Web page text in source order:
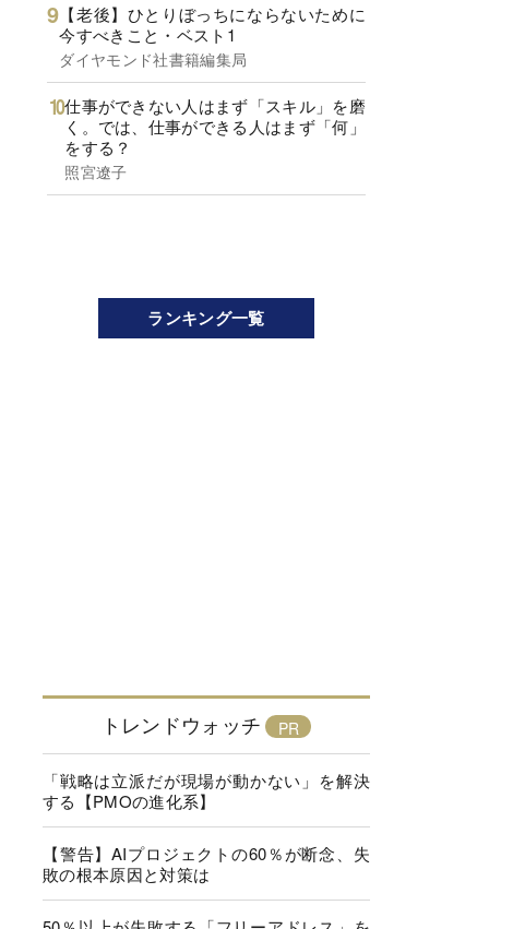
【老後】ひとりぼっちにならないために
今すべきこと・ベスト1
ダイヤモンド社書籍編集局
仕事ができない人はまず「スキル」を磨
く。では、仕事ができる人はまず「何」
をする？
照宮遼子
ランキング一覧
トレンドウォッチ
「戦略は立派だが現場が動かない」を解決
する【PMOの進化系】
【警告】AIプロジェクトの60％が断念、失
敗の根本原因と対策は